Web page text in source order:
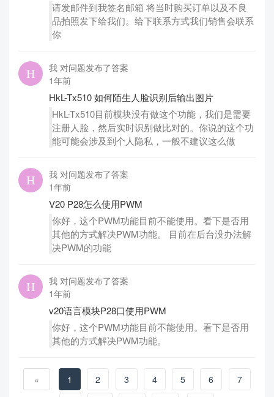
请发邮件到我签名邮箱 将当时购买订单以及不良
品拍照发下给我们。给下联系方式我们销售会联系
你
我 对问题发布了答案
1年前
HkL-Tx510 如何陌生人脸识别后输出图片
HkL-Tx510目前模块没有做这个功能，我们是需要
注册人脸，然后实时识别做比对的。你说的这个功
能可能会涉及到个人隐私，一般不建议这么做
我 对问题发布了答案
1年前
V20 P28怎么使用PWM
你好，这个PWM功能目前不能使用。看下是否用
其他的方式解决PWM功能。 目前在后台没办法解
决PWM的功能
我 对问题发布了答案
1年前
v20语言模块P28口使用PWM
你好，这个PWM功能目前不能使用。看下是否用
其他的方式解决PWM功能。
« 1 2 3 4 5 6
7